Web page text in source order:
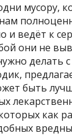
мусору,
и ведёт к
они не
быть
как